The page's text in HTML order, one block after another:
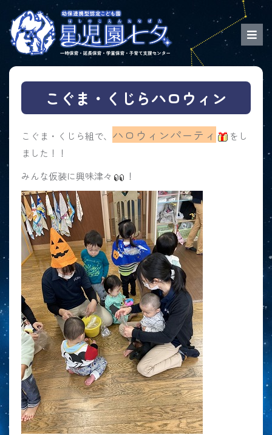
こぐま・くじらハロウィン
こぐま・くじら組で、 ハロウィンパーティ
をし
ました！！
みんな仮装に興味津々
！